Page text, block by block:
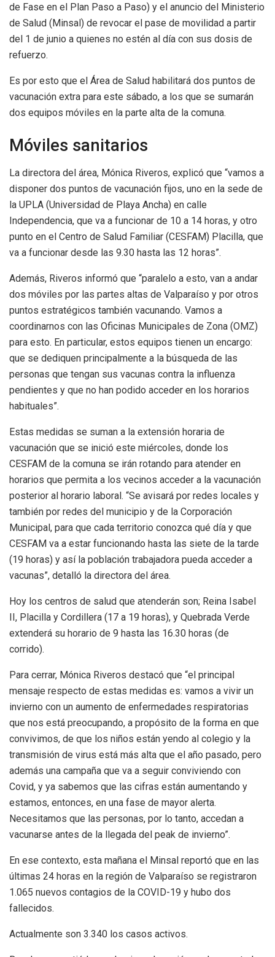
de Fase en el Plan Paso a Paso) y el anuncio del Ministerio
de Salud (Minsal) de revocar el pase de movilidad a partir
del 1 de junio a quienes no estén al día con sus dosis de
refuerzo.
Es por esto que el Área de Salud habilitará dos puntos de
vacunación extra para este sábado, a los que se sumarán
dos equipos móviles en la parte alta de la comuna.
Móviles sanitarios
La directora del área, Mónica Riveros, explicó que “vamos a
disponer dos puntos de vacunación fijos, uno en la sede de
la UPLA (Universidad de Playa Ancha) en calle
Independencia, que va a funcionar de 10 a 14 horas, y otro
punto en el Centro de Salud Familiar (CESFAM) Placilla, que
va a funcionar desde las 9.30 hasta las 12 horas”.
Además, Riveros informó que “paralelo a esto, van a andar
dos móviles por las partes altas de Valparaíso y por otros
puntos estratégicos también vacunando. Vamos a
coordinarnos con las Oficinas Municipales de Zona (OMZ)
para esto. En particular, estos equipos tienen un encargo:
que se dediquen principalmente a la búsqueda de las
personas que tengan sus vacunas contra la influenza
pendientes y que no han podido acceder en los horarios
habituales”.
Estas medidas se suman a la extensión horaria de
vacunación que se inició este miércoles, donde los
CESFAM de la comuna se irán rotando para atender en
horarios que permita a los vecinos acceder a la vacunación
posterior al horario laboral. “Se avisará por redes locales y
también por redes del municipio y de la Corporación
Municipal, para que cada territorio conozca qué día y que
CESFAM va a estar funcionando hasta las siete de la tarde
(19 horas) y así la población trabajadora pueda acceder a
vacunas”, detalló la directora del área.
Hoy los centros de salud que atenderán son; Reina Isabel
II, Placilla y Cordillera (17 a 19 horas), y Quebrada Verde
extenderá su horario de 9 hasta las 16.30 horas (de
corrido).
Para cerrar, Mónica Riveros destacó que “el principal
mensaje respecto de estas medidas es: vamos a vivir un
invierno con un aumento de enfermedades respiratorias
que nos está preocupando, a propósito de la forma en que
convivimos, de que los niños están yendo al colegio y la
transmisión de virus está más alta que el año pasado, pero
además una campaña que va a seguir conviviendo con
Covid, y ya sabemos que las cifras están aumentando y
estamos, entonces, en una fase de mayor alerta.
Necesitamos que las personas, por lo tanto, accedan a
vacunarse antes de la llegada del peak de invierno”.
En ese contexto, esta mañana el Minsal reportó que en las
últimas 24 horas en la región de Valparaíso se registraron
1.065 nuevos contagios de la COVID-19 y hubo dos
fallecidos.
Actualmente son 3.340 los casos activos.